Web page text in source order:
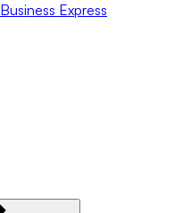
Business Express